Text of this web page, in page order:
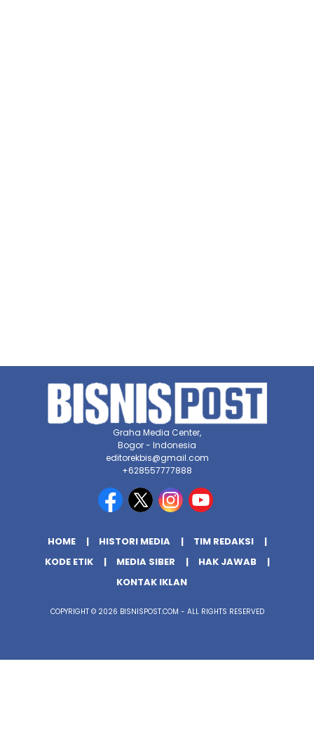
Graha Media Center,
Bogor - Indonesia
editorekbis@gmail.com
+628557777888
HOME HISTORI MEDIA
TIM REDAKSI
KODE ETIK
MEDIA SIBER
HAK JAWAB
KONTAK IKLAN
COPYRIGHT © 2026 BISNISPOST.COM - ALL RIGHTS RESERVED